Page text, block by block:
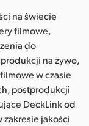
na świecie
filmowe,
do
na żywo,
w czasie
postprodukcji
DeckLink od
zakresie jakości